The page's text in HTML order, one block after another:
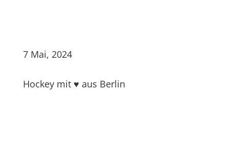
7 Mai, 2024
Hockey mit ♥ aus Berlin